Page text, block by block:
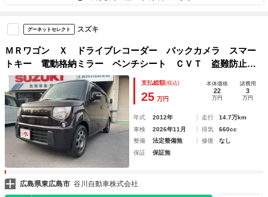
グーネットセレクト スズキ
ＭＲワゴン Ｘ ドライブレコーダー バックカメラ スマー
トキー 電動格納ミラー ベンチシート ＣＶＴ 盗難防止シ
ステム ＡＢＳ ＣＤ ＵＳＢ 衝突安全ボディ エアコン
パワーステアリング パワーウィンドウ
支払総額(税込)
25 万円
本体価格
22
万円
諸費用
3
万円
年式 2012年 走行
14.7万km
車検
2026年11月 排気
660cc
整備
法定整備無 修復
なし
保証
保証無
広島県東広島市 谷川自動車株式会社